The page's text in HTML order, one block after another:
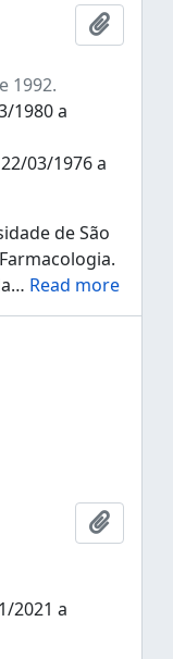
1992.
1980 a
03/1976 a
de São
… Read more
2021 a